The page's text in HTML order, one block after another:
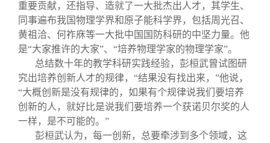
重要贡献，还指导、造就了一大批杰出人才，其学生、
同事遍布我国物理学界和原子能科学界，包括周光召、
黄祖洽、何祚庥等一大批中国国防科研的中坚力量。他
是“大家推许的大家”、“培养物理学家的物理学家”。
总结数十年的教学科研实践经验，彭桓武曾试图研
究出培养创新人才的规律，“结果没有找出来，”他说，
“大概创新是没有规律的，如果有个规律说我们要培养
创新的人，就好比是说我们要培养一个获诺贝尔奖的人
一样，是不可能的。”
彭桓武认为，每一创新，总要牵涉到多个领域，这